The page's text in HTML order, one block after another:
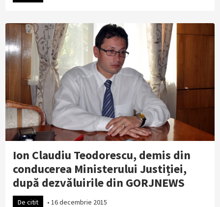
Ion Claudiu Teodorescu, demis din
conducerea Ministerului Justiției,
după dezvăluirile din GORJNEWS
De citit • 16 decembrie 2015